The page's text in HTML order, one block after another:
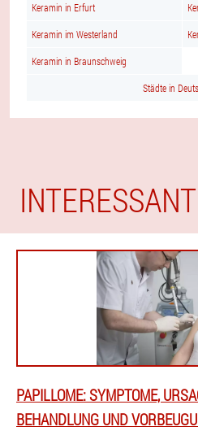
Keramin in Erfurt
Keramin im Westerland
Keramin in Braunschweig
Städte in
PAPILLOME: SYMPTOME,
BEHANDLUNG UND